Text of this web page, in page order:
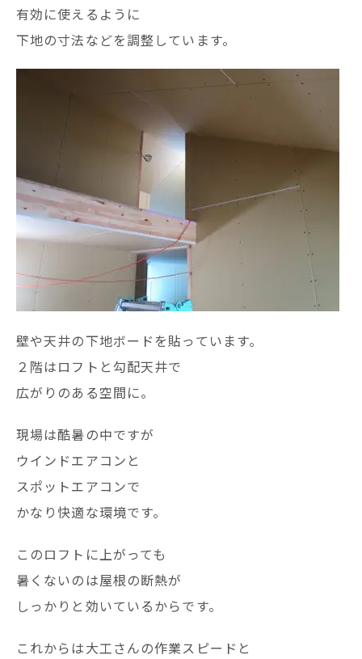
有効に使えるように
下地の寸法などを調整しています。
壁や天井の下地ボードを貼っています。
２階はロフトと勾配天井で
広がりのある空間に。
現場は酷暑の中ですが
ウインドエアコンと
スポットエアコンで
かなり快適な環境です。
このロフトに上がっても
暑くないのは屋根の断熱が
しっかりと効いているからです。
これからは大工さんの作業スピードと